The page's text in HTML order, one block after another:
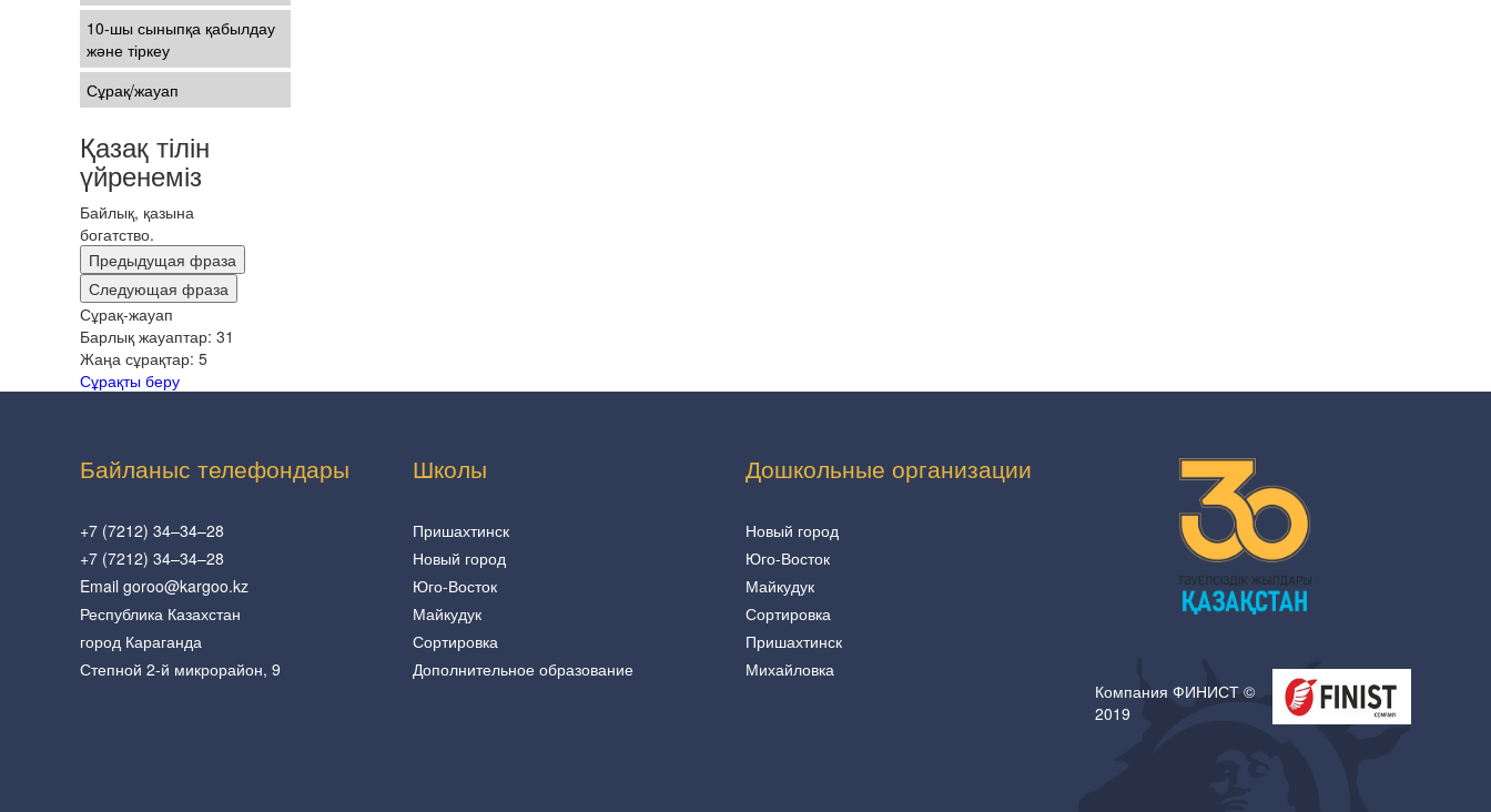
10-шы сыныпқа қабылдау
және тіркеу
Сұрақ/жауап
Қазақ тілін
үйренеміз
Байлық, қазына
богатство.
Предыдущая фраза
Следующая фраза
Сұрақ-жауап
Барлық жауаптар: 31
Жаңа сұрақтар: 5
Сұрақты беру
Байланыс телефондары
+7 (7212) 34–34–28
+7 (7212) 34–34–28
Email goroo@kargoo.kz
Республика Казахстан
город Караганда
Степной 2-й микрорайон, 9
Школы
Пришахтинск
Новый город
Юго-Восток
Майкудук
Сортировка
Дополнительное образование
Дошкольные организации
Новый город
Юго-Восток
Майкудук
Сортировка
Пришахтинск
Михайловка
Компания ФИНИСТ ©
2019